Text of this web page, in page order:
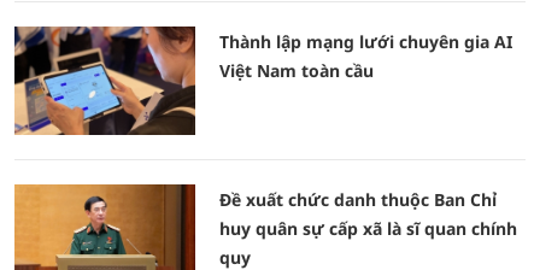
Thành lập mạng lưới chuyên gia AI
Việt Nam toàn cầu
Đề xuất chức danh thuộc Ban Chỉ
huy quân sự cấp xã là sĩ quan chính
quy